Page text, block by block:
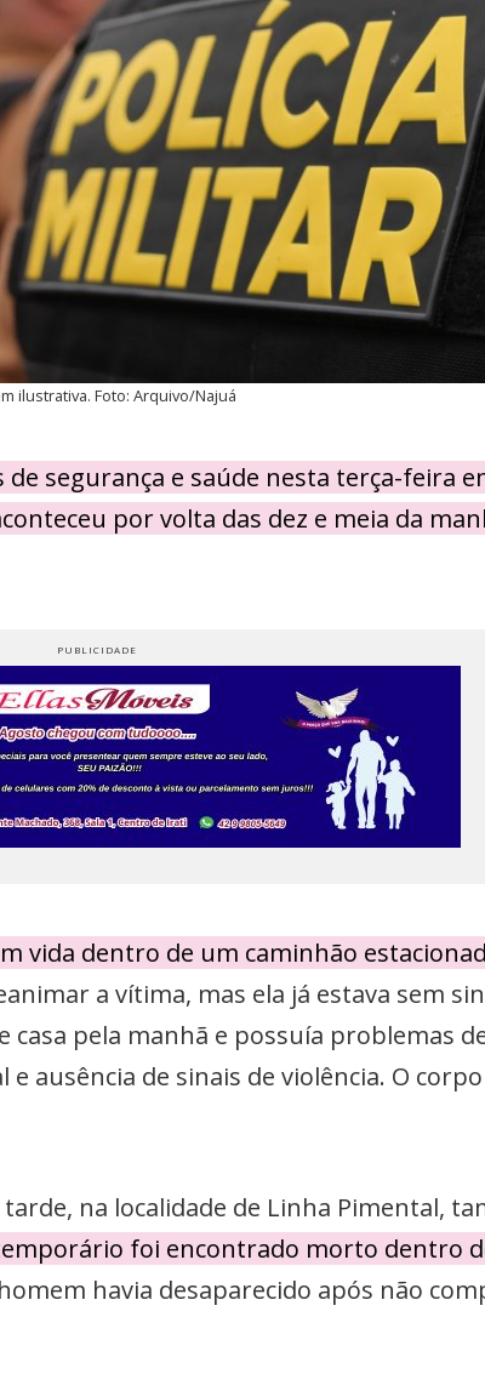
ilustrativa. Foto: Arquivo/Najuá
segurança e saúde nesta terça-feira
por volta das dez e meia da
vida dentro de um caminhão
a vítima, mas ela já estava sem
casa pela manhã e possuía problemas
ausência de sinais de violência. O
na localidade de Linha Pimental,
foi encontrado morto dentro
havia desaparecido após não